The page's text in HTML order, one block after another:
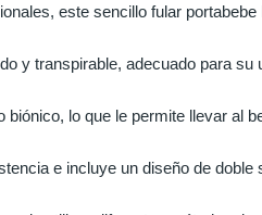
este sencillo fular
y transpirable, adecuado para su
biónico, lo que le permite llevar al
e incluye un diseño de doble